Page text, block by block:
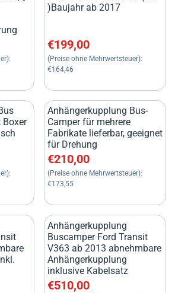
233,88
)Baujahr ab 2017
Preis: 199,00, ohne MwSt.:
€199,00
(Preise ohne Mehrwertsteuer):
€164,46
Boxer
188,43
Anhängerkupplung Bus-
Camper für mehrere
Fabrikate lieferbar, geeignet
für Drehung
Preis: 210,00, ohne MwSt.:
€210,00
(Preise ohne Mehrwertsteuer):
€173,55
454,55
Anhängerkupplung
Buscamper Ford Transit
V363 ab 2013 abnehmbare
Anhängerkupplung
inklusive Kabelsatz
Preis: 510,00, ohne MwSt.:
€510,00